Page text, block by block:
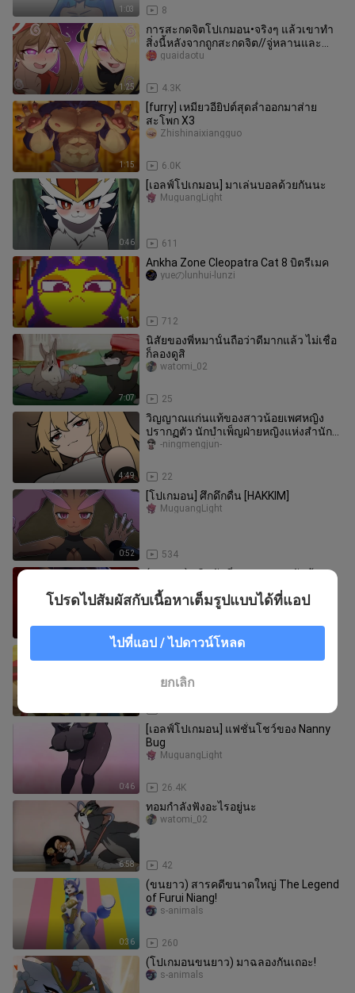
1:03 8
1:25
การสะกดจิตโปเกมอน•จริงๆ แล้วเขาทำ
สิ่งนี้หลังจากถูกสะกดจิต//จู่หลานและ
เซียวเหยา
4.3K
guaidaotu
1:15
[furry] เหมียวอียิปต์สุดล่ำออกมาส่าย
สะโพก X3
6.0K
Zhishinaixiangguo
0:46
[เอลฟ์โปเกมอน] มาเล่นบอลด้วยกันนะ
611
MuguangLight
1:11
Ankha Zone Cleopatra Cat 8 บิตรีเมค
712
yueのlunhui-lunzi
7:07
นิสัยของพี่หมานั้นถือว่าดีมากแล้ว ไม่เชื่อ
ก็ลองดูสิ
25
watomi_02
4:49
วิญญาณแก่นแท้ของสาวน้อยเพศหญิง
ปรากฏตัว นักบำเพ็ญฝ่ายหญิงแห่งสำนัก
ห้ามยินอยากเป็นคู่ครองธรรมของข้าหรื
22
-ningmengjun-
0:52
[โปเกมอน] ศึกดึกดื่น [HAKKIM]
534
MuguangLight
(ขนยาว) คริสตัลที่สวยงามสามอันล้อม
รอบคุณ!
s-animals
[AMV]คัตซีนหวานแหววของซาโตชิและ
เซเรน่า|<Pinky Swear>
Kkssoioi
0:46
[เอลฟ์โปเกมอน] แฟชั่นโชว์ของ Nanny
Bug
26.4K
MuguangLight
6:58
ทอมกำลังฟังอะไรอยู่นะ
42
watomi_02
0:36
(ขนยาว) สารคดีขนาดใหญ่ The Legend
of Furui Niang!
260
s-animals
(โปเกมอนขนยาว) มาฉลองกันเถอะ!
s-animals
โปรดไปสัมผัสกับเนื้อหาเต็มรูปแบบได้ที่แอป
ไปที่แอป / ไปดาวน์โหลด
ยกเลิก